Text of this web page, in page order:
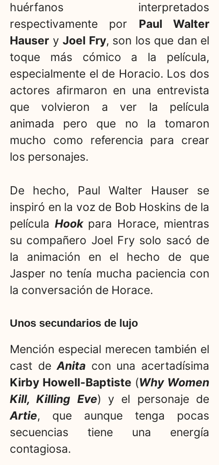
huérfanos interpretados
respectivamente por Paul Walter
Hauser y Joel Fry, son los que dan el
toque más cómico a la película,
especialmente el de Horacio. Los dos
actores afirmaron en una entrevista
que volvieron a ver la película
animada pero que no la tomaron
mucho como referencia para crear
los personajes.
De hecho, Paul Walter Hauser se
inspiró en la voz de Bob Hoskins de la
película Hookpara Horace, mientras
su compañero Joel Fry solo sacó de
la animación en el hecho de que
Jasper no tenía mucha paciencia con
la conversación de Horace.
Unos secundarios de lujo
Mención especial merecen también el
cast deAnita con una acertadísima
Kirby Howell-Baptiste (Why Women
Kill, Killing Eve) y el personaje de
Artie, que aunque tenga pocas
secuencias tiene una energía
contagiosa.